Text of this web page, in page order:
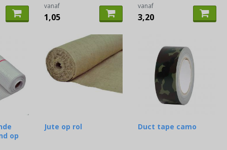
vanaf
1,05
vanaf
3,20
op
Jute op rol Duct tape camo